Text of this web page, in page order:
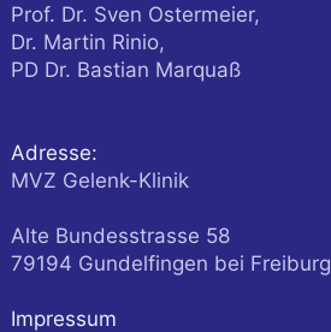
Prof. Dr. Sven Ostermeier,
Dr. Martin Rinio,
PD Dr. Bastian Marquaß
Adresse:
MVZ Gelenk-Klinik
Alte Bundesstrasse 58
79194 Gundelfingen bei Freiburg
Impressum